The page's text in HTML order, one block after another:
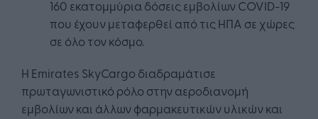
160 εκατομμύρια δόσεις εμβολίων COVID-19
που έχουν μεταφερθεί από τις ΗΠΑ σε χώρες
σε όλο τον κόσμο.
Η Emirates SkyCargo διαδραμάτισε
πρωταγωνιστικό ρόλο στην αεροδιανομή
εμβολίων και άλλων φαρμακευτικών υλικών και